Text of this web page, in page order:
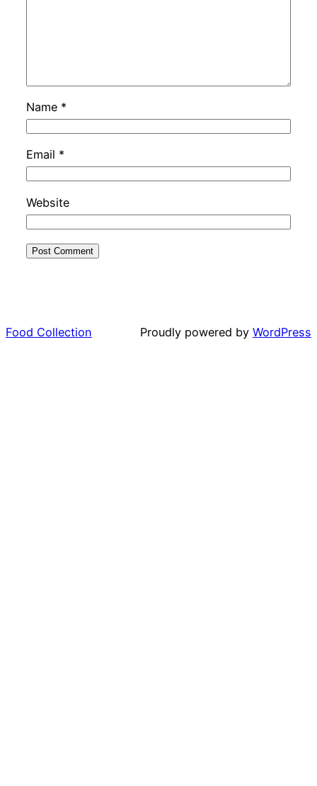
Name *
Email *
Website
Food Collection Proudly powered by WordPress